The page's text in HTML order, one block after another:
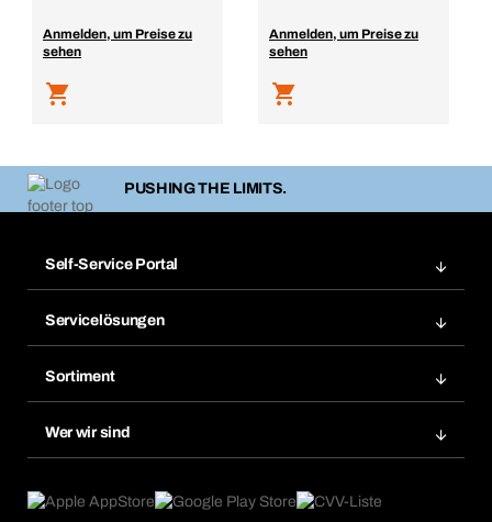
Anmelden, um Preise zu
sehen
Anmelden, um Preise zu
sehen
PUSHING THE LIMITS.
Self-Service Portal
Merklisten
Nachbestellung
Dauerauftrag
Servicelösungen
Gefahrenstoffdatenbank
eProcurement
Produktfinder
Sortiment
Wer wir sind
Was uns antreibt